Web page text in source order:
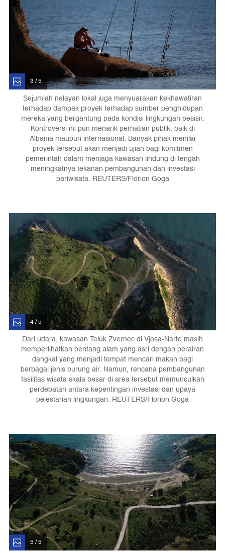
3 / 5
Sejumlah nelayan lokal juga menyuarakan kekhawatiran
terhadap dampak proyek terhadap sumber penghidupan
mereka yang bergantung pada kondisi lingkungan pesisir.
Kontroversi ini pun menarik perhatian publik, baik di
Albania maupun internasional. Banyak pihak menilai
proyek tersebut akan menjadi ujian bagi komitmen
pemerintah dalam menjaga kawasan lindung di tengah
meningkatnya tekanan pembangunan dan investasi
pariwisata. REUTERS/Florion Goga
4 / 5
Dari udara, kawasan Teluk Zvernec di Vjosa-Narte masih
memperlihatkan bentang alam yang asri dengan perairan
dangkal yang menjadi tempat mencari makan bagi
berbagai jenis burung air. Namun, rencana pembangunan
fasilitas wisata skala besar di area tersebut memunculkan
perdebatan antara kepentingan investasi dan upaya
pelestarian lingkungan. REUTERS/Florion Goga
5 / 5